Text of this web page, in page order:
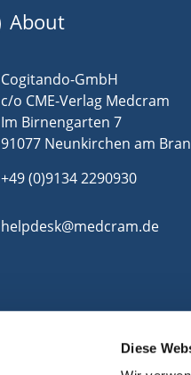
Diese
About
Cogitando-GmbH
c/o CME-Verlag Medcram
Im Birnengarten 7
91077 Neunkirchen am
+49 (0)9134 2290930
helpdesk@medcram.de